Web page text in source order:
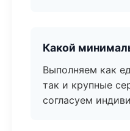
Какой
Выполняем как
так и крупные
согласуем